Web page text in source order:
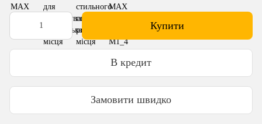
Купити
В кредит
Замовити швидко